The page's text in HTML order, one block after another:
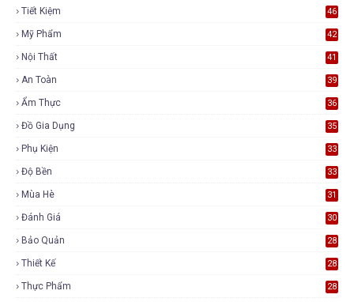
Tiết Kiệm 46
Mỹ Phẩm 42
Nội Thất 41
An Toàn 39
Ẩm Thực 36
Đồ Gia Dụng 35
Phụ Kiện 33
Độ Bền 33
Mùa Hè 31
Đánh Giá 30
Bảo Quản 28
Thiết Kế 28
Thực Phẩm 28